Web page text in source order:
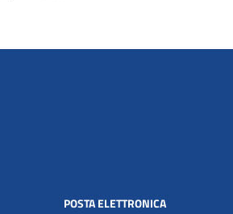
POSTA ELETTRONICA